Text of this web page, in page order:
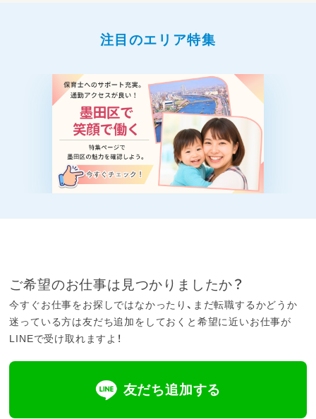
注目のエリア特集
ご希望のお仕事は見つかりましたか？
今すぐお仕事をお探しではなかったり、まだ転職するかどうか
迷っている方は友だち追加をしておくと希望に近いお仕事が
LINEで受け取れますよ！
友だち追加する